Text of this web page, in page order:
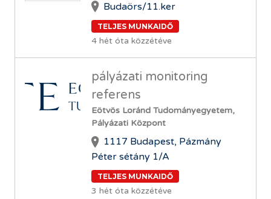
Budaörs/11.ker
TELJES MUNKAIDŐ
4 hét óta közzétéve
pályázati monitoring
referens
Eötvös Loránd Tudományegyetem,
Pályázati Központ
1117 Budapest, Pázmány
Péter sétány 1/A
TELJES MUNKAIDŐ
3 hét óta közzétéve